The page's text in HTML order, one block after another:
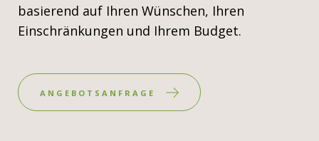
basierend auf Ihren Wünschen, Ihren
Einschränkungen und Ihrem Budget.
ANGEBOTSANFRAGE